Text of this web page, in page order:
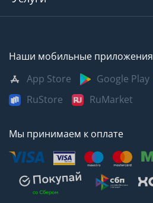
Наши мобильные приложения
App Store
Google Play
RuStore
RuMarket
Мы принимаем к оплате